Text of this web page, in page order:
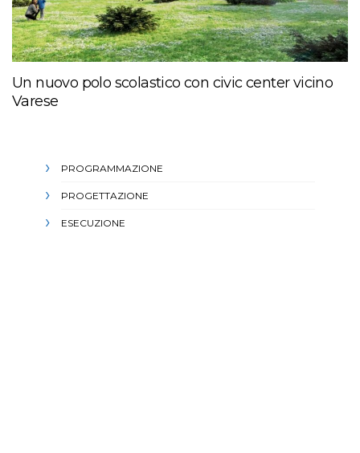
Un nuovo polo scolastico con civic center vicino
Varese
PROGRAMMAZIONE
PROGETTAZIONE
ESECUZIONE